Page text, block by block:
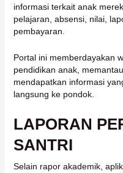
informasi terkait anak
pelajaran, absensi, nilai,
pembayaran.
Portal ini memberdayakan
pendidikan anak,
mendapatkan informasi
langsung ke pondok.
LAPORAN
SANTRI
Selain rapor akademik,